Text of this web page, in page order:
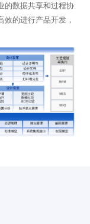
的数据共享和过程协
效的进行产品开发，